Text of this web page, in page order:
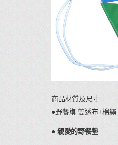
商品材質及尺寸
●野餐旗 雙透布+棉繩
● 親愛的野餐墊